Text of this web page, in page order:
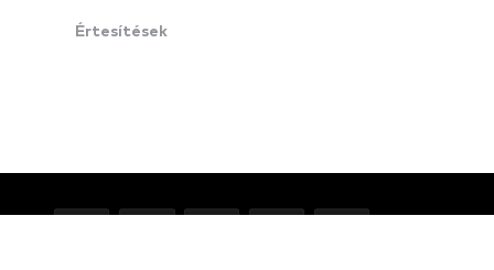
Értesítések